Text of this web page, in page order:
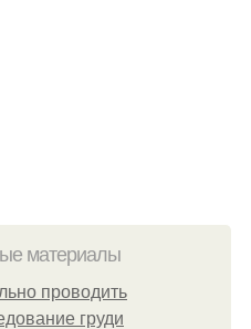
материалы
проводить
груди